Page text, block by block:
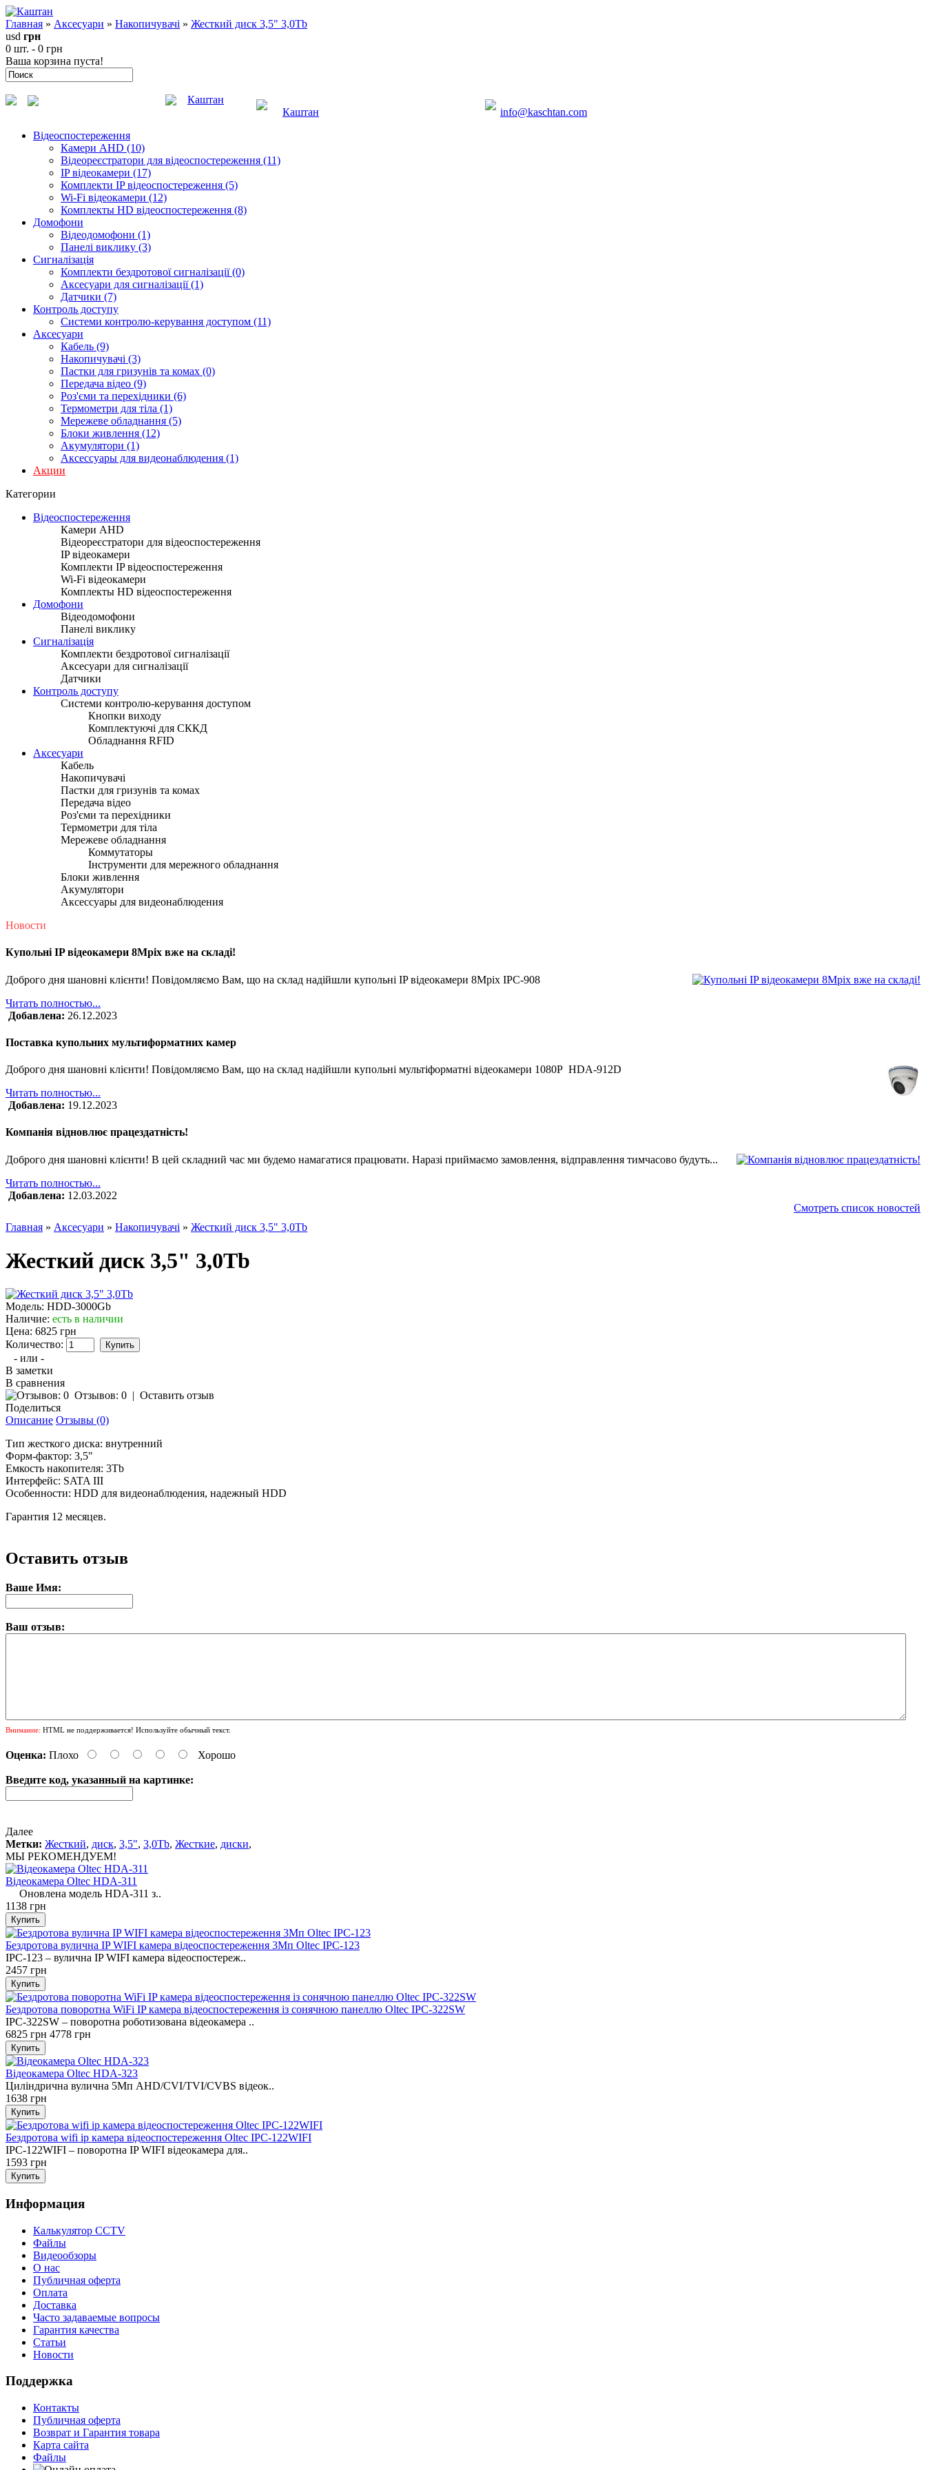
Главная » Аксесуари » Накопичувачі » Жесткий диск 3,5" 3,0Tb
usd грн
0 шт. - 0 грн
Ваша корзина пуста!
Каштан
Каштан
info@kaschtan.com
Відеоспостереження
Камери AHD (10)
Відеореєстратори для відеоспостереження (11)
IP відеокамери (17)
Комплекти IP відеоспостереження (5)
Wi-Fi відеокамери (12)
Комплекты HD відеоспостереження (8)
Домофони
Відеодомофони (1)
Панелі виклику (3)
Сигналізація
Комплекти бездротової сигналізації (0)
Аксесуари для сигналізації (1)
Датчики (7)
Контроль доступу
Системи контролю-керування доступом (11)
Аксесуари
Кабель (9)
Накопичувачі (3)
Пастки для гризунів та комах (0)
Передача відео (9)
Роз'єми та перехідники (6)
Термометри для тіла (1)
Мережеве обладнання (5)
Блоки живлення (12)
Акумулятори (1)
Аксессуары для видеонаблюдения (1)
Акции
Категории
Відеоспостереження
Камери AHD
Відеореєстратори для відеоспостереження
IP відеокамери
Комплекти IP відеоспостереження
Wi-Fi відеокамери
Комплекты HD відеоспостереження
Домофони
Відеодомофони
Панелі виклику
Сигналізація
Комплекти бездротової сигналізації
Аксесуари для сигналізації
Датчики
Контроль доступу
Системи контролю-керування доступом
Кнопки виходу
Комплектуючі для СККД
Обладнання RFID
Аксесуари
Кабель
Накопичувачі
Пастки для гризунів та комах
Передача відео
Роз'єми та перехідники
Термометри для тіла
Мережеве обладнання
Коммутаторы
Інструменти для мережного обладнання
Блоки живлення
Акумулятори
Аксессуары для видеонаблюдения
Новости
Купольні IP відеокамери 8Mpix вже на складі!
Доброго дня шановні клієнти! Повідомляємо Вам, що на склад надійшли купольні IP відеокамери 8Mpix IPC-908
Читать полностью...
Добавлена: 26.12.2023
Поставка купольних мультиформатних камер
Доброго дня шановні клієнти! Повідомляємо Вам, що на склад надійшли купольні мультіформатні відеокамери 1080P HDA-912D
Читать полностью...
Добавлена: 19.12.2023
Компанія відновлює працездатність!
Доброго дня шановні клієнти! В цей складний час ми будемо намагатися працювати. Наразі приймаємо замовлення, відправлення тимчасово будуть...
Читать полностью...
Добавлена: 12.03.2022
Смотреть список новостей
Главная » Аксесуари » Накопичувачі » Жесткий диск 3,5" 3,0Tb
Жесткий диск 3,5" 3,0Tb
Модель: HDD-3000Gb
Наличие: есть в наличии
Цена: 6825 грн
Количество:
- или -
В заметки
В сравнения
Отзывов: 0
Оставить отзыв
Поделиться
Описание Отзывы (0)
Тип жесткого диска: внутренний
Форм-фактор: 3,5"
Емкость накопителя: 3Тb
Интерфейс: SATA III
Особенности: HDD для видеонаблюдения, надежный HDD
Гарантия 12 месяцев.
Оставить отзыв
Ваше Имя:
Ваш отзыв:
Внимание: HTML не поддерживается! Используйте обычный текст.
Оценка: Плохо Хорошо
Введите код, указанный на картинке:
Далее
Метки: Жесткий, диск, 3,5", 3,0Tb, Жесткие, диски,
МЫ РЕКОМЕНДУЕМ!
Відеокамера Oltec HDA-311
Оновлена ​​модель HDA-311 з..
1138 грн
Бездротова вулична IP WIFI камера відеоспостереження 3Мп Oltec IPC-123
IPC-123 – вулична IP WIFI камера відеоспостереж..
2457 грн
Бездротова поворотна WiFi IP камера відеоспостереження із сонячною панеллю Oltec IPC-322SW
IPC-322SW – поворотна роботизована відеокамера ..
6825 грн 4778 грн
Відеокамера Oltec HDA-323
Циліндрична вулична 5Mп AHD/CVI/TVI/CVBS відеок..
1638 грн
Бездротова wifi ip камера відеоспостереження Oltec IPC-122WIFI
IPC-122WIFI – поворотна IP WIFI відеокамера для..
1593 грн
Информация
Калькулятор CCTV
Файлы
Видеообзоры
О нас
Публичная оферта
Оплата
Доставка
Часто задаваемые вопросы
Гарантия качества
Статьи
Новости
Поддержка
Контакты
Публичная оферта
Возврат и Гарантия товара
Карта сайта
Файлы